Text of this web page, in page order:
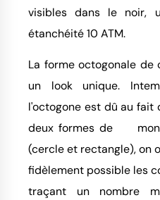
visibles dans le noir,
étanchéité 10 ATM.
La forme octogonale
un look unique.
l'octogone est dû au fait
deux formes de
(cercle et rectangle), on
fidèlement possible les
traçant un nombre